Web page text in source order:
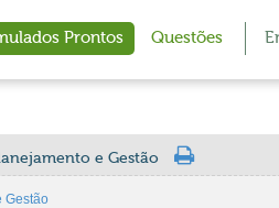
Prontos Questões
e Gestão
Gestão